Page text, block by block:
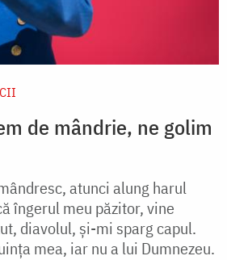
de mândrie, ne golim
atunci alung harul
îngerul meu păzitor, vine
diavolul, și-mi sparg capul.
mea, iar nu a lui Dumnezeu.